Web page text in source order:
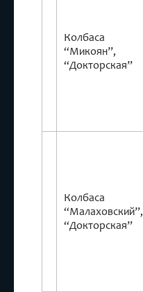
Колбаса
“Микоян”,
“Докторская”
Колбаса
“Малаховский”,
“Докторская”